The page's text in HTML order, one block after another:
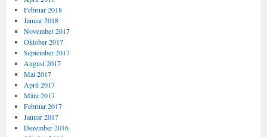
Februar 2018
Januar 2018
November 2017
Oktober 2017
September 2017
August 2017
Mai 2017
April 2017
März 2017
Februar 2017
Januar 2017
Dezember 2016